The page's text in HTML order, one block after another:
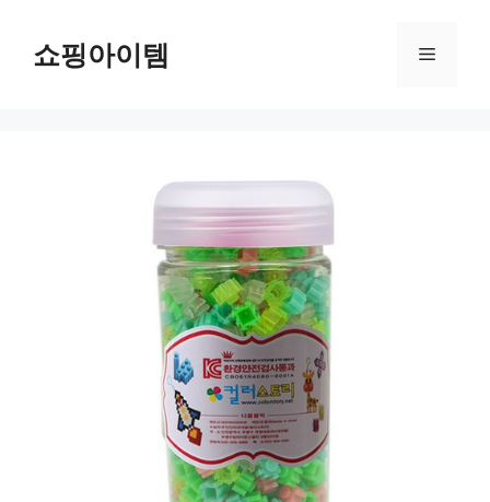
쇼핑아이템 메